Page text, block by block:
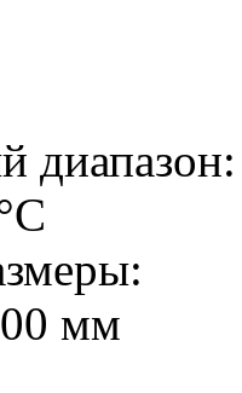
диапазон:
мм